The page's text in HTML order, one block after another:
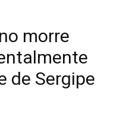
morre
de Sergipe